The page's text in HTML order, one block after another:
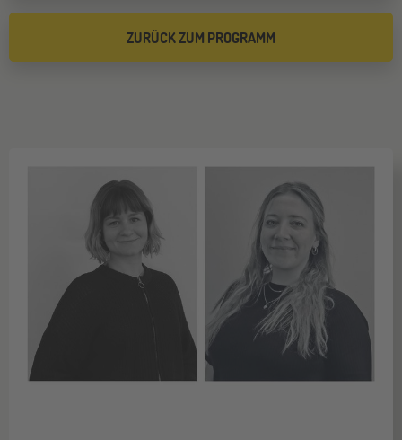
ZURÜCK ZUM PROGRAMM